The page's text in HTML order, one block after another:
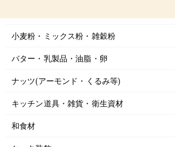
小麦粉・ミックス粉・雑穀粉
バター・乳製品・油脂・卵
ナッツ(アーモンド・くるみ等)
キッチン道具・雑貨・衛生資材
和食材